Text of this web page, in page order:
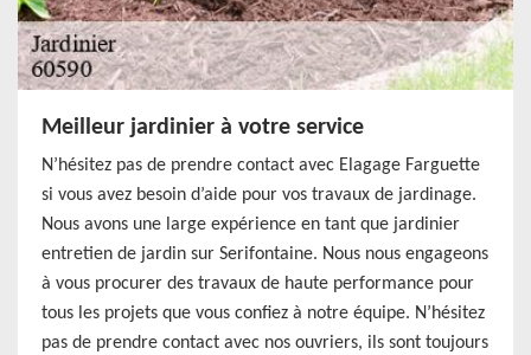
Meilleur jardinier à votre service
N’hésitez pas de prendre contact avec Elagage Farguette
si vous avez besoin d’aide pour vos travaux de jardinage.
Nous avons une large expérience en tant que jardinier
entretien de jardin sur Serifontaine. Nous nous engageons
à vous procurer des travaux de haute performance pour
tous les projets que vous confiez à notre équipe. N’hésitez
pas de prendre contact avec nos ouvriers, ils sont toujours